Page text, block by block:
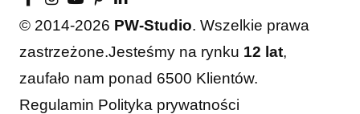
© 2014-2026 PW-Studio. Wszelkie prawa
zastrzeżone.Jesteśmy na rynku 12 lat,
zaufało nam ponad 6500 Klientów.
Regulamin Polityka prywatności